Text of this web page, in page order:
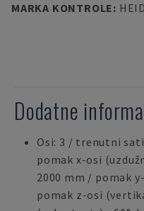
MARKA KONTROLE:
Dodatne
Osi: 3 / trenutni
pomak x-osi
2000 mm / pomak
pomak z-osi